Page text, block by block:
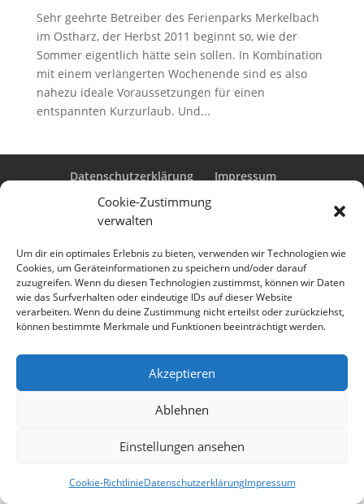
Cookie-Zustimmung
verwalten
Um dir ein optimales Erlebnis zu bieten, verwenden wir Technologien wie
Cookies, um Geräteinformationen zu speichern und/oder darauf
zuzugreifen. Wenn du diesen Technologien zustimmst, können wir Daten
wie das Surfverhalten oder eindeutige IDs auf dieser Website
verarbeiten. Wenn du deine Zustimmung nicht erteilst oder zurückziehst,
können bestimmte Merkmale und Funktionen beeinträchtigt werden.
Akzeptieren
Ablehnen
Einstellungen ansehen
Cookie-RichtlinieDatenschutzerklärungImpressum
Sehr geehrte Betreiber des Ferienparks Merkelbach
im Ostharz, der Herbst 2011 beginnt so, wie der
Sommer eigentlich hätte sein sollen. In Kombination
mit einem verlängerten Wochenende sind es also
nahezu ideale Voraussetzungen für einen
entspannten Kurzurlaub. Und...
Datenschutzerklärung
Impressum
Cookie-Richtlinie (EU)
Designed byElegant Themes| Powered by
WordPress